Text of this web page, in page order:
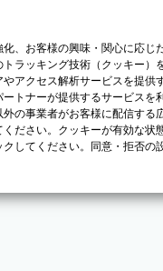
、お客様の興味・関心に応
ラッキング技術（クッキー
アクセス解析サービスを提
トナーが提供するサービス
の事業者がお客様に配信す
ださい。クッキーが有効な
してください。同意・拒否の